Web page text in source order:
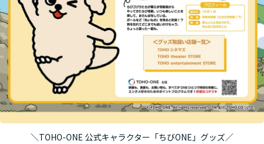
＼TOHO-ONE 公式キャラクター「ちびONE」グッズ／